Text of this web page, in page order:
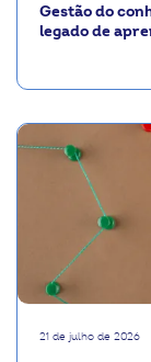
Gestão do
legado de
21 de julho de 2026